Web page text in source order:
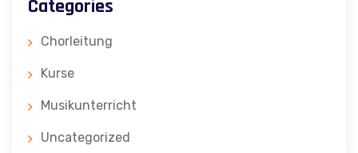
Categories
Chorleitung
Kurse
Musikunterricht
Uncategorized